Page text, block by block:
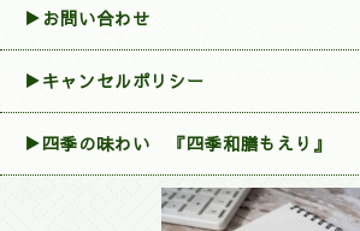
▶お問い合わせ
▶︎キャンセルポリシー
▶四季の味わい 『四季和膳もえり』